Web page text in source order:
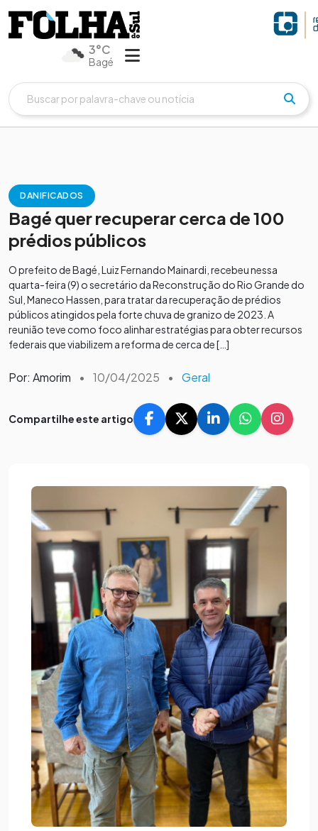
3°C
Bagé
DANIFICADOS
Bagé quer recuperar cerca de 100
prédios públicos
O prefeito de Bagé, Luiz Fernando Mainardi, recebeu nessa
quarta-feira (9) o secretário da Reconstrução do Rio Grande do
Sul, Maneco Hassen, para tratar da recuperação de prédios
públicos atingidos pela forte chuva de granizo de 2023. A
reunião teve como foco alinhar estratégias para obter recursos
federais que viabilizem a reforma de cerca de […]
Por: Amorim • 10/04/2025 • Geral
Compartilhe este artigo